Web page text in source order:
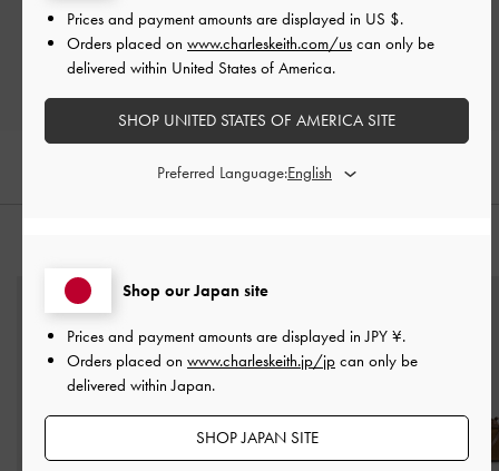
レビューを書く
Shop our Japan site
Prices and payment amounts are displayed inJPY ¥.
Orders placed on www.charleskeith.jp/jp can only be
delivered within Japan.
SHOP JAPAN SITE
Prices and payment amounts are displayed in US $.
Orders placed on www.charleskeith.com/us can only be
delivered within United States of America.
SHOP UNITED STATES OF AMERICA SITE
Preferred Language: